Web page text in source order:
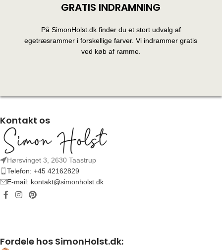
GRATIS INDRAMNING
På SimonHolst.dk finder du et stort udvalg af
egetræsrammer i forskellige farver. Vi indrammer gratis
ved køb af ramme.
Kontakt os
Hørsvinget 3, 2630 Taastrup
Telefon: +45 42162829
E-mail: kontakt@simonholst.dk
Fordele hos SimonHolst.dk: